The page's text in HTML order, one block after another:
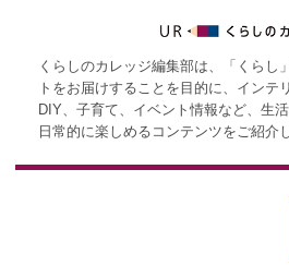
くらしのカレッジ編集部は、「くらし
トをお届けすることを目的に、インテ
DIY、子育て、イベント情報など、生
日常的に楽しめるコンテンツをご紹介